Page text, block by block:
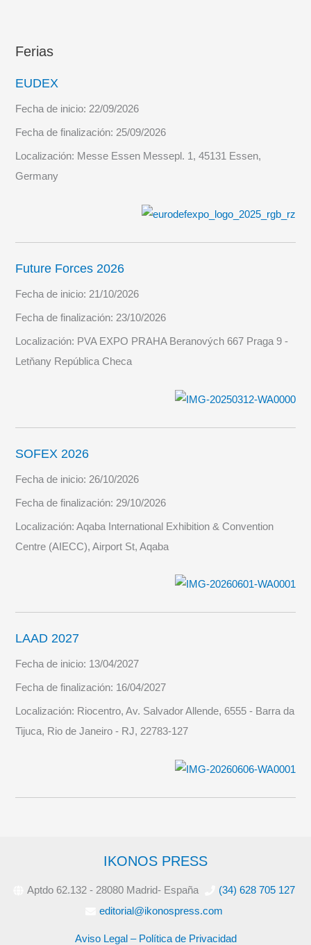
Ferias
EUDEX
Fecha de inicio:22/09/2026
Fecha de finalización:25/09/2026
Localización: Messe Essen Messepl. 1, 45131 Essen,
Germany
Future Forces 2026
Fecha de inicio: 21/10/2026
Fecha de finalización: 23/10/2026
Localización: PVA EXPO PRAHA Beranových 667 Praga 9 -
Letňany República Checa
SOFEX 2026
Fecha de inicio: 26/10/2026
Fecha de finalización: 29/10/2026
Localización:Aqaba International Exhibition & Convention
Centre (AIECC), Airport St, Aqaba
LAAD 2027
Fecha de inicio: 13/04/2027
Fecha de finalización: 16/04/2027
Localización: Riocentro, Av. Salvador Allende, 6555 - Barra da
Tijuca, Rio de Janeiro - RJ, 22783-127
IKONOS PRESS
Aptdo 62.132 - 28080 Madrid- España
(34) 628 705 127
editorial@ikonospress.com
Aviso Legal – Política de Privacidad